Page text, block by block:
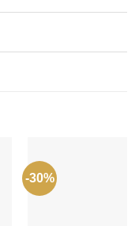
-30%